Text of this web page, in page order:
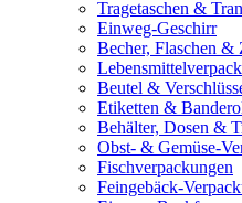
Tragetaschen &
Einweg-Geschirr
Becher, Flaschen &
Beutel &
Etiketten &
Behälter, Dosen &
Obst- & Gemüse-
Fischverpackungen
Feingebäck-